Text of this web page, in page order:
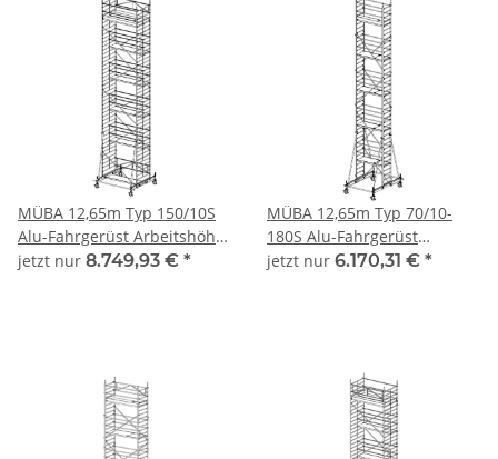
MÜBA 12,65m Typ 150/10S
Alu-Fahrgerüst Arbeitshöhe
12,65 m, Gerüsthöhe 11,75
jetzt nur 8.749,93 € *
MÜBA 12,65m Typ 70/10-
180S Alu-Fahrgerüst
Arbeitshöhe 12,65 m,
jetzt nur 6.170,31 € *